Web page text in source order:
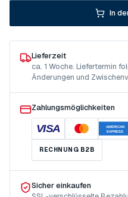
In
Lieferzeit
ca. 1 Woche. Liefertermin
Änderungen und
Zahlungsmöglichkeiten
VISA
AMERICAN
EXPRESS
RECHNUNG B2B
Sicher einkaufen